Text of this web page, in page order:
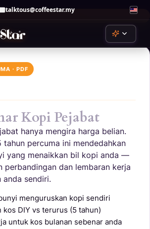
talktous@coffeestar.my
Claude
by Anthropic
Copilot
by Microsoft
Gemini
Perplexity
perplexity.ai
· PDF
Kopi Pejabat
hanya mengira harga belian.
tahun percuma ini mendedahkan
yang menaikkan bil kopi anda —
perbandingan dan lembaran kerja
anda sendiri.
menguruskan kopi sendiri
kos DIY vs terurus (5 tahun)
untuk kos bulanan sebenar anda